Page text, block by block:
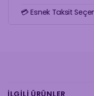
💳 Esnek Taksit
İLGILI ÜRÜNLER